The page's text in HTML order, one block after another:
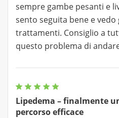
sempre gambe pesanti e
sento seguita bene e
trattamenti. Consiglio a
questo problema di
Lipedema – finalmente
percorso efficace